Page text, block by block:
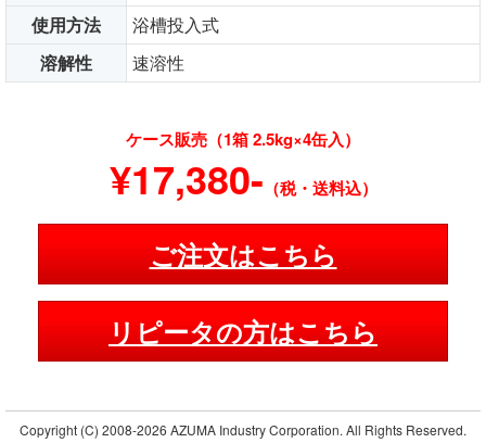
使用方法
浴槽投入式
溶解性
速溶性
ケース販売（1箱 2.5kg×4缶入）
¥17,380- （税・送料込）
ご注文はこちら
リピータの方はこちら
Copyright (C) 2008-2026 AZUMA Industry Corporation. All Rights Reserved.